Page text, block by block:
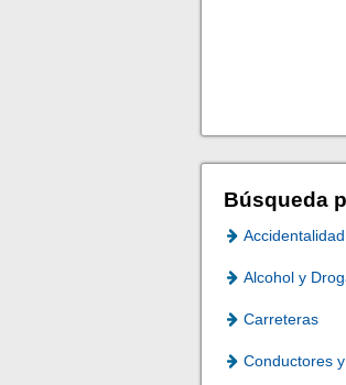
Búsqueda
Accidentalidad
Alcohol y
Carreteras
Conductores